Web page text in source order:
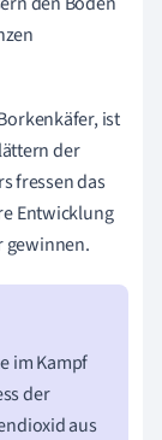
ist
der
fressen das
Entwicklung
gewinnen.
im Kampf
der
aus